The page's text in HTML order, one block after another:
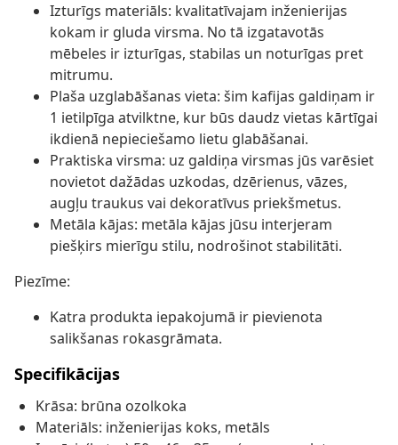
Izturīgs materiāls: kvalitatīvajam inženierijas
kokam ir gluda virsma. No tā izgatavotās
mēbeles ir izturīgas, stabilas un noturīgas pret
mitrumu.
Plaša uzglabāšanas vieta: šim kafijas galdiņam ir
1 ietilpīga atvilktne, kur būs daudz vietas kārtīgai
ikdienā nepieciešamo lietu glabāšanai.
Praktiska virsma: uz galdiņa virsmas jūs varēsiet
novietot dažādas uzkodas, dzērienus, vāzes,
augļu traukus vai dekoratīvus priekšmetus.
Metāla kājas: metāla kājas jūsu interjeram
piešķirs mierīgu stilu, nodrošinot stabilitāti.
Piezīme:
Katra produkta iepakojumā ir pievienota
salikšanas rokasgrāmata.
Specifikācijas
Krāsa: brūna ozolkoka
Materiāls: inženierijas koks, metāls